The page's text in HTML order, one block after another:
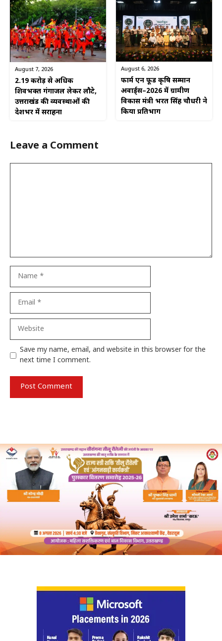
August 7, 2026
2.19 करोड़ से अधिक
शिवभक्त गंगाजल लेकर लौटे,
उत्तराखंड की व्यवस्थाओं की
देशभर में सराहना
August 6, 2026
फार्म एन फूड कृषि सम्मान
अवार्ड्स–2026 में ग्रामीण
विकास मंत्री भरत सिंह चौधरी ने
किया प्रतिभाग
Leave a Comment
Website
Save my name, email, and website in this browser for the
next time I comment.